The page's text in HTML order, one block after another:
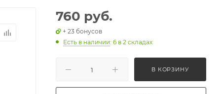
760 руб.
+ 23 бонусов
Есть в наличии: 6 в 2 складах
В КОРЗИНУ